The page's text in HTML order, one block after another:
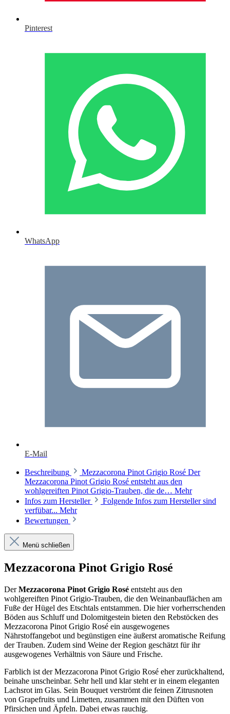
Pinterest
WhatsApp
E-Mail
Beschreibung
Mezzacorona Pinot Grigio Rosé Der
Mezzacorona Pinot Grigio Rosé entsteht aus den
wohlgereiften Pinot Grigio-Trauben, die de… Mehr
Infos zum Hersteller
Folgende Infos zum Hersteller sind
verfübar... Mehr
Bewertungen
Menü schließen
Mezzacorona Pinot Grigio Rosé
DerMezzacorona Pinot Grigio Rosé entsteht aus den
wohlgereiften Pinot Grigio-Trauben, die den Weinanbauflächen am
Fuße der Hügel des Etschtals entstammen. Die hier vorherrschenden
Böden aus Schluff und Dolomitgestein bieten den Rebstöcken des
Mezzacorona Pinot Grigio Rosé ein ausgewogenes
Nährstoffangebot und begünstigen eine äußerst aromatische Reifung
der Trauben. Zudem sind Weine der Region geschätzt für ihr
ausgewogenes Verhältnis von Säure und Frische.
Farblich ist der Mezzacorona Pinot Grigio Rosé eher zurückhaltend,
beinahe unscheinbar. Sehr hell und klar steht er in einem eleganten
Lachsrot im Glas. Sein Bouquet verströmt die feinen Zitrusnoten
von Grapefruits und Limetten, zusammen mit den Düften von
Pfirsichen und Äpfeln. Dabei etwas rauchig.